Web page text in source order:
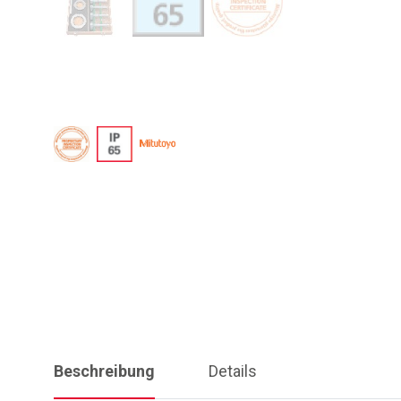
Beschreibung Details